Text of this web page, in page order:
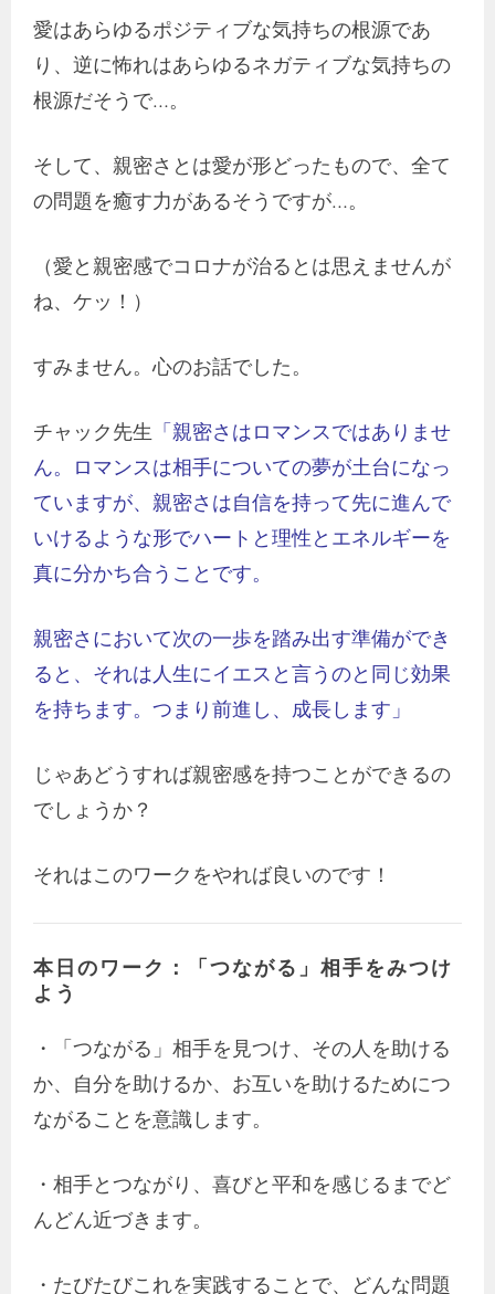
愛はあらゆるポジティブな気持ちの根源であ
り、逆に怖れはあらゆるネガティブな気持ちの
根源だそうで…。
そして、親密さとは愛が形どったもので、全て
の問題を癒す力があるそうですが…。
（愛と親密感でコロナが治るとは思えませんが
ね、ケッ！）
すみません。心のお話でした。
チャック先生 「親密さはロマンスではありませ
ん。ロマンスは相手についての夢が土台になっ
ていますが、親密さは自信を持って先に進んで
いけるような形でハートと理性とエネルギーを
真に分かち合うことです。
親密さにおいて次の一歩を踏み出す準備ができ
ると、それは人生にイエスと言うのと同じ効果
を持ちます。つまり前進し、成長します」
じゃあどうすれば親密感を持つことができるの
でしょうか？
それはこのワークをやれば良いのです！
本日のワーク：「つながる」相手をみつけ
よう
・「つながる」相手を見つけ、その人を助ける
か、自分を助けるか、お互いを助けるためにつ
ながることを意識します。
・相手とつながり、喜びと平和を感じるまでど
んどん近づきます。
・たびたびこれを実践することで、どんな問題